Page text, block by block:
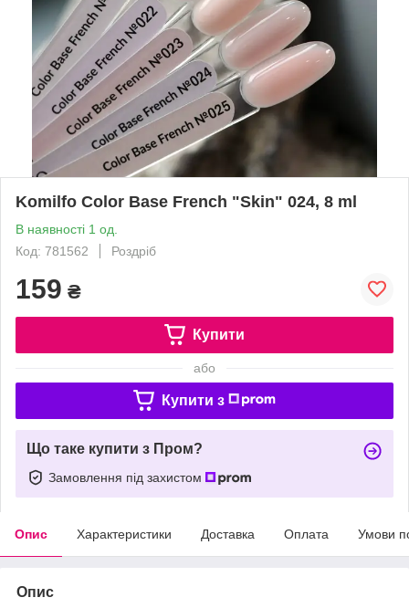
Komilfo Color Base French "Skin" 024, 8 ml
В наявності 1 од.
Код: 781562
Роздріб
159 ₴
Купити
або
Купити з
Що таке купити з Пром?
Замовлення під захистом
Опис Характеристики Доставка Оплата Умови
Опис